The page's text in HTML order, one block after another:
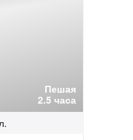
Пешая
2.5 часа